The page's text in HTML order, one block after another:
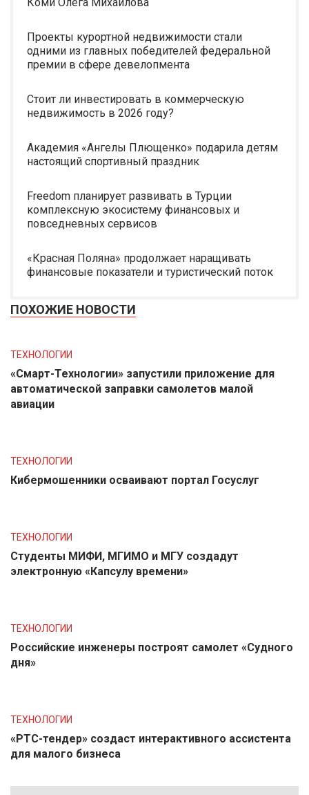
Проекты курортной недвижимости стали
одними из главных победителей федеральной
премии в сфере девелопмента
Стоит ли инвестировать в коммерческую
недвижимость в 2026 году?
Академия «Ангелы Плющенко» подарила детям
настоящий спортивный праздник
Freedom планирует развивать в Турции
комплексную экосистему финансовых и
повседневных сервисов
«Красная Поляна» продолжает наращивать
финансовые показатели и туристический поток
ПОХОЖИЕ НОВОСТИ
ТЕХНОЛОГИИ
«Смарт-Технологии» запустили приложение для
автоматической заправки самолетов малой
авиации
ТЕХНОЛОГИИ
Кибермошенники осваивают портал Госуслуг
ТЕХНОЛОГИИ
Студенты МИФИ, МГИМО и МГУ создадут
электронную «Капсулу времени»
ТЕХНОЛОГИИ
Российские инженеры построят самолет «Судного
дня»
ТЕХНОЛОГИИ
«РТС-тендер» создаст интерактивного ассистента
для малого бизнеса